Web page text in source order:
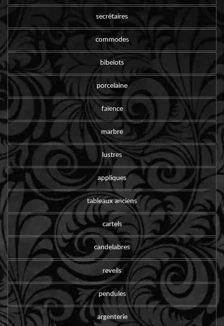
secrétaires
commodes
bibelots
porcelaine
faïence
marbre
lustres
appliques
tableaux anciens
cartels
candelabres
reveils
pendules
argenterie